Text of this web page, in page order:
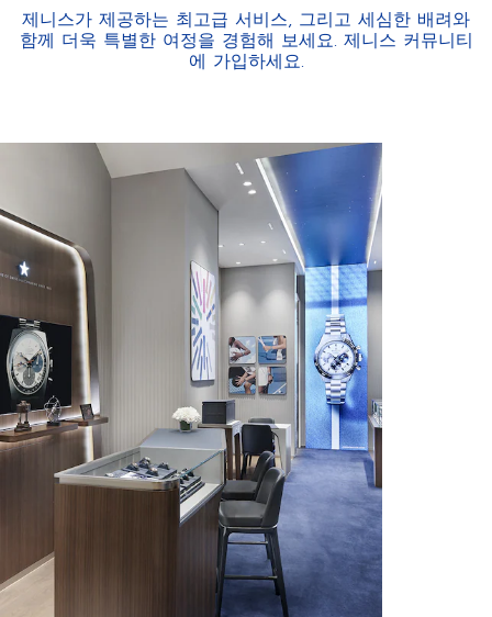
제니스가 제공하는 최고급 서비스, 그리고 세심한 배려와
함께 더욱 특별한 여정을 경험해 보세요. 제니스 커뮤니티
에 가입하세요.